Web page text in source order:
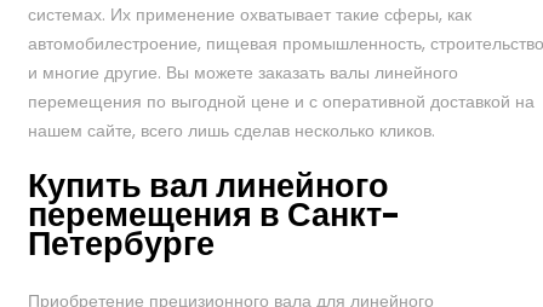
системах. Их применение охватывает такие сферы, как
автомобилестроение, пищевая промышленность, строительство
и многие другие. Вы можете заказать валы линейного
перемещения по выгодной цене и с оперативной доставкой на
нашем сайте, всего лишь сделав несколько кликов.
Купить вал линейного
перемещения в Санкт-
Петербурге
Приобретение прецизионного вала для линейного